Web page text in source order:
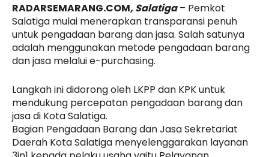
RADARSEMARANG.COM, Salatiga– Pemkot
Salatiga mulai menerapkan transparansi penuh
untuk pengadaan barang dan jasa. Salah satunya
adalah menggunakan metode pengadaan barang
dan jasa melalui e-purchasing.
Langkah ini didorong oleh LKPP dan KPK untuk
mendukung percepatan pengadaan barang dan
jasa di Kota Salatiga.
Bagian Pengadaan Barang dan Jasa Sekretariat
Daerah Kota Salatiga menyelenggarakan layanan